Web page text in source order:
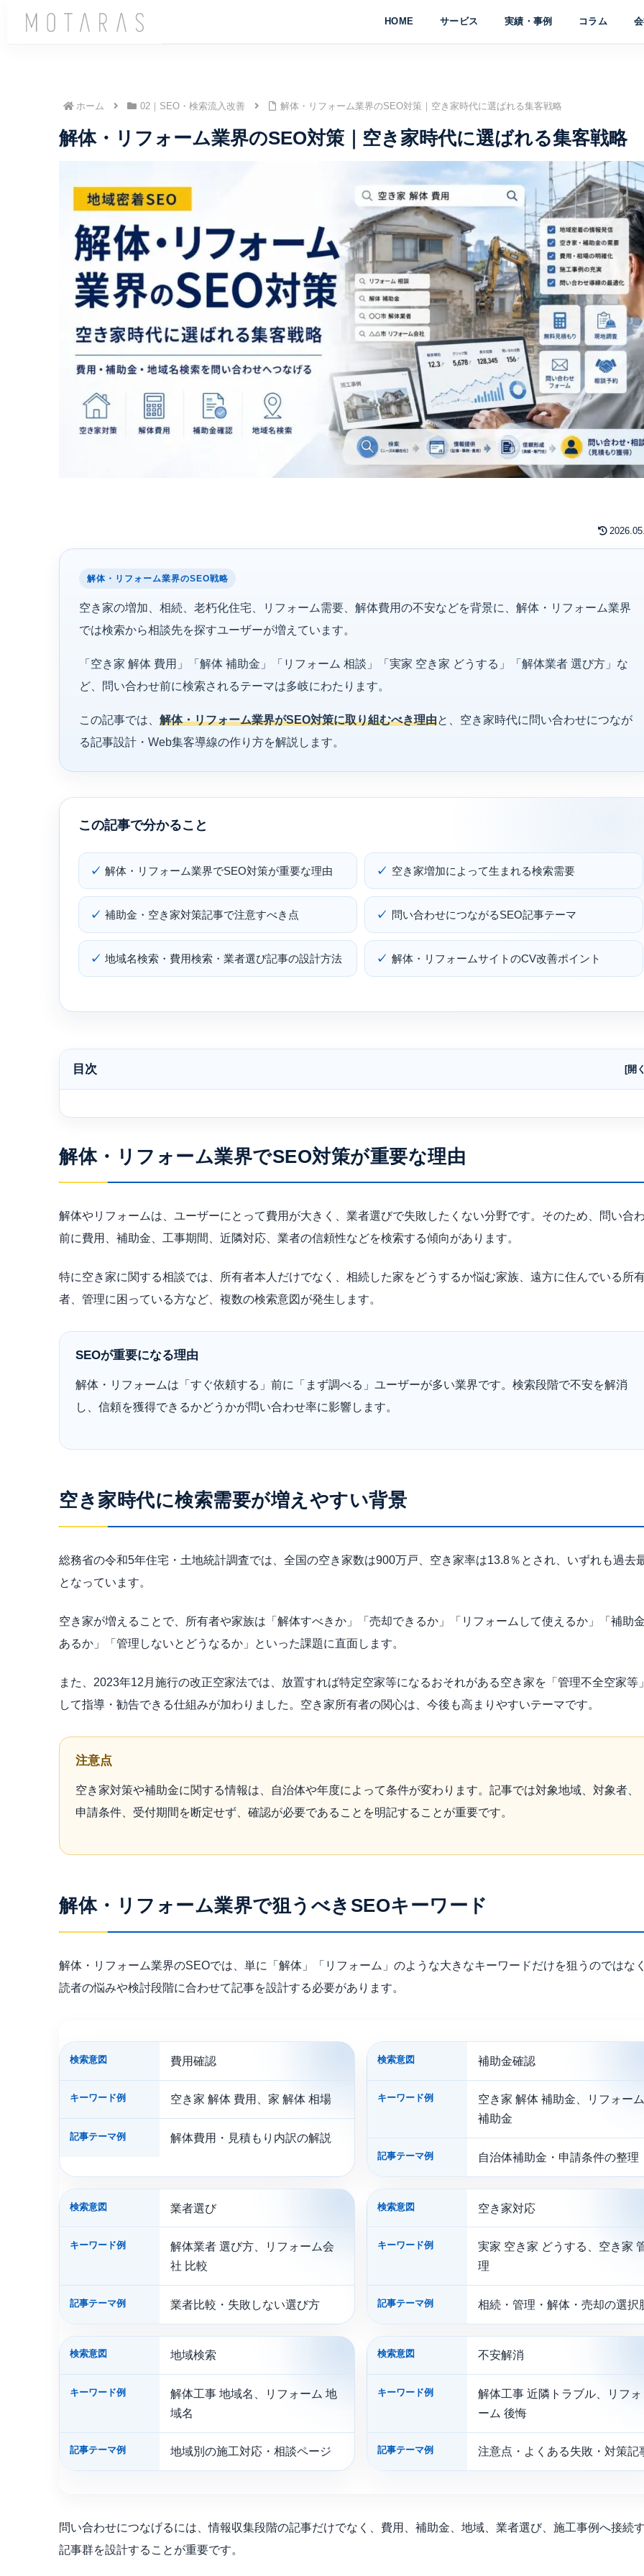
HOME サービス 実績・事例 コラム
ホーム 02｜SEO・検索流入改善 解体・リフォーム業界のSEO対策｜空き家時代に選ばれる集客戦略
解体・リフォーム業界のSEO対策｜空き家時代に選ばれる集客戦略
解体・リフォーム業界のSEO戦略
空き家の増加、相続、老朽化住宅、リフォーム需要、解体費用の不安などを背景に、解体・リフォーム業界
では検索から相談先を探すユーザーが増えています。
「空き家 解体 費用」「解体 補助金」「リフォーム 相談」「実家 空き家 どうする」「解体業者 選び方」な
ど、問い合わせ前に検索されるテーマは多岐にわたります。
この記事では、解体・リフォーム業界がSEO対策に取り組むべき理由と、空き家時代に問い合わせにつなが
る記事設計・Web集客導線の作り方を解説します。
この記事で分かること
解体・リフォーム業界でSEO対策が重要な理由 空き家増加によって生まれる検索需要
補助金・空き家対策記事で注意すべき点 問い合わせにつながるSEO記事テーマ
地域名検索・費用検索・業者選び記事の設計方法 解体・リフォームサイトのCV改善ポイント
目次
解体・リフォーム業界でSEO対策が重要な理由
解体やリフォームは、ユーザーにとって費用が大きく、業者選びで失敗したくない分野です。そのため、問い合
前に費用、補助金、工事期間、近隣対応、業者の信頼性などを検索する傾向があります。
特に空き家に関する相談では、所有者本人だけでなく、相続した家をどうするか悩む家族、遠方に住んでいる所
者、管理に困っている方など、複数の検索意図が発生します。
SEOが重要になる理由
解体・リフォームは「すぐ依頼する」前に「まず調べる」ユーザーが多い業界です。検索段階で不安を解消
し、信頼を獲得できるかどうかが問い合わせ率に影響します。
空き家時代に検索需要が増えやすい背景
総務省の令和5年住宅・土地統計調査では、全国の空き家数は900万戸、空き家率は13.8％とされ、いずれも過去
となっています。
空き家が増えることで、所有者や家族は「解体すべきか」「売却できるか」「リフォームして使えるか」「補助
あるか」「管理しないとどうなるか」といった課題に直面します。
また、2023年12月施行の改正空家法では、放置すれば特定空家等になるおそれがある空き家を「管理不全空家等
して指導・勧告できる仕組みが加わりました。空き家所有者の関心は、今後も高まりやすいテーマです。
注意点
空き家対策や補助金に関する情報は、自治体や年度によって条件が変わります。記事では対象地域、対象者、
申請条件、受付期間を断定せず、確認が必要であることを明記することが重要です。
解体・リフォーム業界で狙うべきSEOキーワード
解体・リフォーム業界のSEOでは、単に「解体」「リフォーム」のような大きなキーワードだけを狙うのではなく
読者の悩みや検討段階に合わせて記事を設計する必要があります。
検索意図 費用確認
キーワード例 空き家 解体 費用、家 解体 相場
記事テーマ例 解体費用・見積もり内訳の解説
検索意図 補助金確認
キーワード例
空き家 解体 補助金、リフォーム
補助金
記事テーマ例 自治体補助金・申請条件の整理
検索意図 業者選び
キーワード例
解体業者 選び方、リフォーム会
社 比較
記事テーマ例 業者比較・失敗しない選び方
検索意図 空き家対応
キーワード例
実家 空き家 どうする、空き家
理
記事テーマ例 相続・管理・解体・売却の選択
検索意図 地域検索
キーワード例
解体工事 地域名、リフォーム 地
域名
記事テーマ例 地域別の施工対応・相談ページ
検索意図 不安解消
キーワード例
解体工事 近隣トラブル、リフォ
ーム 後悔
記事テーマ例 注意点・よくある失敗・対策記
問い合わせにつなげるには、情報収集段階の記事だけでなく、費用、補助金、地域、業者選び、施工事例へ接続
記事群を設計することが重要です。